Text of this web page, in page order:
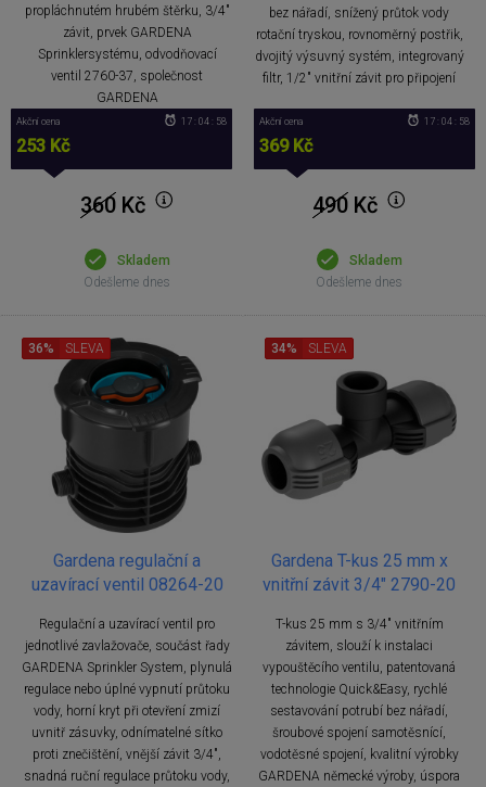
propláchnutém hrubém štěrku, 3/4"
závit, prvek GARDENA
Sprinklersystému, odvodňovací
ventil 2760-37, společnost
GARDENA
Akční cena
253 Kč
17 : 04 : 57
360 Kč
Skladem
Odešleme dnes
bez nářadí, snížený průtok vody
rotační tryskou, rovnoměrný postřik,
dvojitý výsuvný systém, integrovaný
filtr, 1/2" vnitřní závit pro připojení
Akční cena
369 Kč
17 : 04 : 57
490 Kč
Skladem
Odešleme dnes
Gardena regulační a
uzavírací ventil 08264-20
Regulační a uzavírací ventil pro
jednotlivé zavlažovače, součást řady
GARDENA Sprinkler System, plynulá
regulace nebo úplné vypnutí průtoku
vody, horní kryt při otevření zmizí
uvnitř zásuvky, odnímatelné sítko
proti znečištění, vnější závit 3/4",
snadná ruční regulace průtoku vody,
36% SLEVA
Gardena T-kus 25 mm x
vnitřní závit 3/4" 2790-20
T-kus 25 mm s 3/4" vnitřním
závitem, slouží k instalaci
vypouštěcího ventilu, patentovaná
technologie Quick&Easy, rychlé
sestavování potrubí bez nářadí,
šroubové spojení samotěsnící,
vodotěsné spojení, kvalitní výrobky
GARDENA německé výroby, úspora
34% SLEVA